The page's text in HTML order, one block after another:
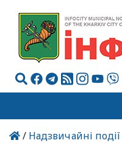
/ Надзвичайні події